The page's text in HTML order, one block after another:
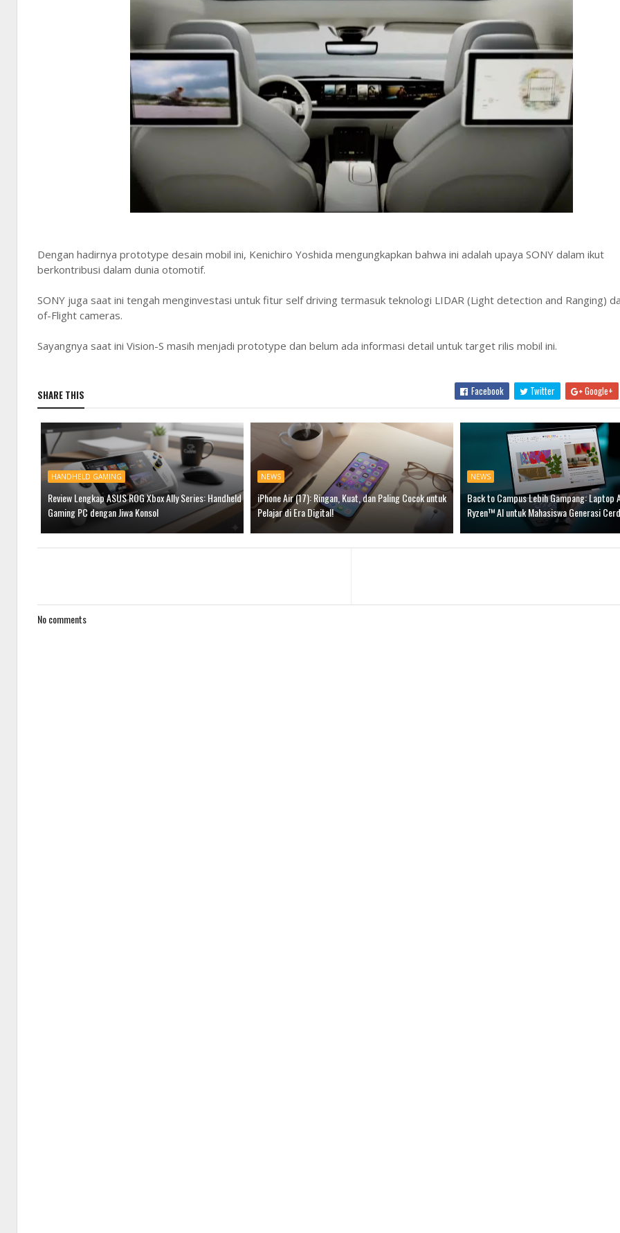
Dengan hadirnya prototype desain mobil ini, Kenichiro Yoshida mengungkapkan bahwa ini adalah upaya SONY dalam ikut
berkontribusi dalam dunia otomotif.
SONY juga saat ini tengah menginvestasi untuk fitur self driving termasuk teknologi LIDAR (Light detection and Ranging)
of-Flight cameras.
Sayangnya saat ini Vision-S masih menjadi prototype dan belum ada informasi detail untuk target rilis mobil ini.
SHARE THIS Facebook Twitter Google+
HANDHELD GAMING
Review Lengkap ASUS ROG Xbox Ally Series: Handheld
Gaming PC dengan Jiwa Konsol
NEWS
iPhone Air (17): Ringan, Kuat, dan Paling Cocok untuk
Pelajar di Era Digital!
NEWS
Back to Campus Lebih Gampang: Laptop
Ryzen™ AI untuk Mahasiswa Generasi
No comments